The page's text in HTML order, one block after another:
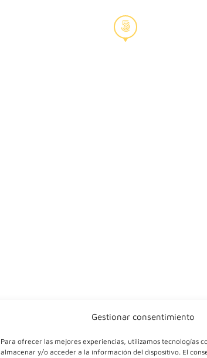
Gestionar consentimiento
Para ofrecer las mejores experiencias, utilizamos tecnologías
almacenar y/o acceder a la información del dispositivo. El